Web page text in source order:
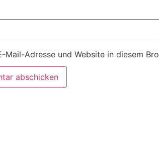
Mail-Adresse und Website in diesem